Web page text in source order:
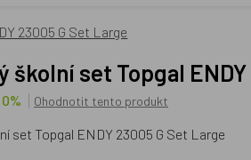
23005 G Set Large
školní set Topgal
0% Ohodnotit tento produkt
set Topgal ENDY 23005 G Set Large